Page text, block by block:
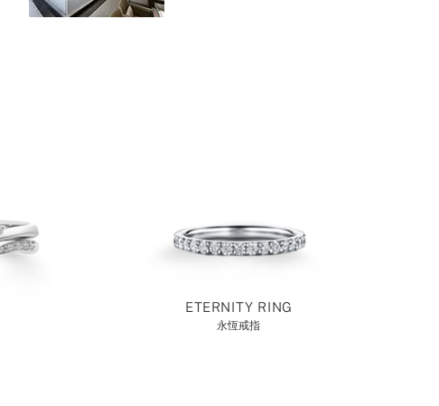
ETERNITY RING
永恆戒指